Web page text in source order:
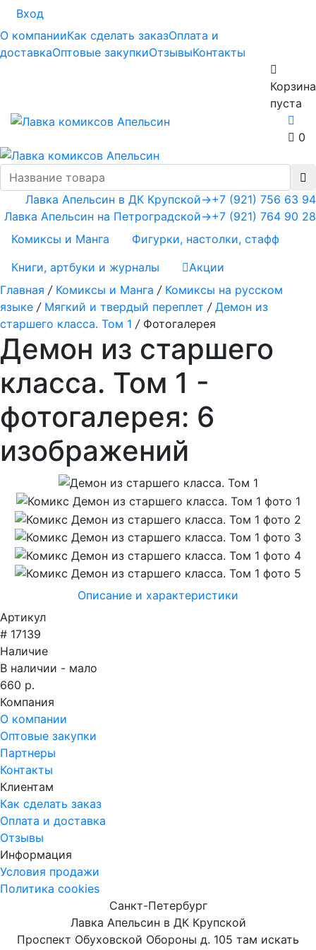
Вход
О компанииКак сделать заказОплата и
доставкаОптовые закупкиОтзывыКонтакты
Корзина
пуста
0
+7 (921) 756 63 94
+7 (921) 764 90 28
Лавка Апельсин в ДК Крупской→
Лавка Апельсин на Петроградской→
Комиксы и Манга
Фигурки, настолки, стафф
Книги, артбуки и журналы
Акции
Главная / Комиксы и Манга / Комиксы на русском
языке / Мягкий и твердый переплет / Демон из
старшего класса. Том 1 / Фотогалерея
Демон из старшего
класса. Том 1 -
фотогалерея: 6
изображений
Описание и характеристики
Артикул
# 17139
Наличие
В наличии - мало
660 р.
Компания
О компании
Оптовые закупки
Партнеры
Контакты
Клиентам
Как сделать заказ
Оплата и доставка
Отзывы
Информация
Условия продажи
Политика cookies
Санкт-Петербург
Лавка Апельсин в ДК Крупской
Проспект Обуховской Обороны д. 105 там искать